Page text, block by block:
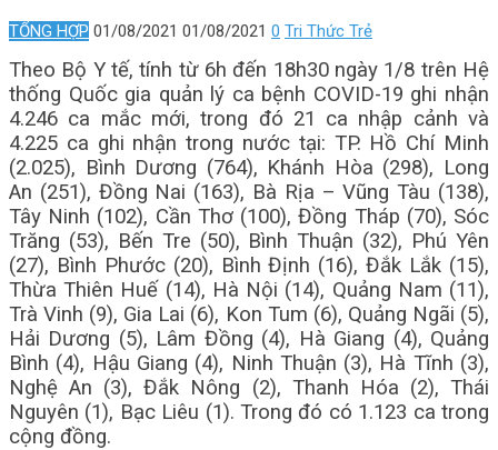
TỔNG HỢP 01/08/2021 01/08/2021 0 Tri Thức Trẻ
Theo Bộ Y tế, tính từ 6h đến 18h30 ngày 1/8 trên Hệ
thống Quốc gia quản lý ca bệnh COVID-19 ghi nhận
4.246 ca mắc mới, trong đó 21 ca nhập cảnh và
4.225 ca ghi nhận trong nước tại: TP. Hồ Chí Minh
(2.025), Bình Dương (764), Khánh Hòa (298), Long
An (251), Đồng Nai (163), Bà Rịa – Vũng Tàu (138),
Tây Ninh (102), Cần Thơ (100), Đồng Tháp (70), Sóc
Trăng (53), Bến Tre (50), Bình Thuận (32), Phú Yên
(27), Bình Phước (20), Bình Định (16), Đắk Lắk (15),
Thừa Thiên Huế (14), Hà Nội (14), Quảng Nam (11),
Trà Vinh (9), Gia Lai (6), Kon Tum (6), Quảng Ngãi (5),
Hải Dương (5), Lâm Đồng (4), Hà Giang (4), Quảng
Bình (4), Hậu Giang (4), Ninh Thuận (3), Hà Tĩnh (3),
Nghệ An (3), Đắk Nông (2), Thanh Hóa (2), Thái
Nguyên (1), Bạc Liêu (1). Trong đó có 1.123 ca trong
cộng đồng.